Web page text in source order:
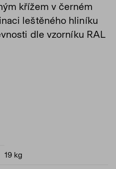
křížem v černém
leštěného hliníku
dle vzorníku RAL
19 kg